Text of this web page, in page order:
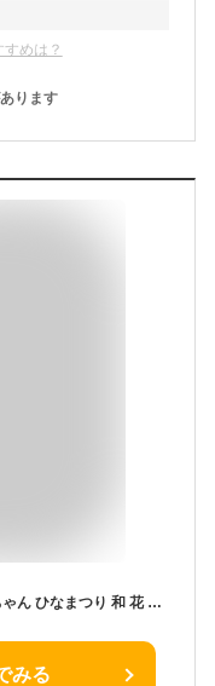
めは？
ります
七五三 着物 お食い初め ベビー 浴衣 あかちゃん ひなまつり 和 花 髪飾り 子供 【くすみマムと八重桜和飾り】 ヘアアクセサリー 赤ちゃん ベビーヘアバンド キッズヘアクリップ コーム キッズ 3歳 こども 雛 ひな祭り 初節句 和 ベビー袴 女の子 100日祝い 菊 揺れる こども
みる